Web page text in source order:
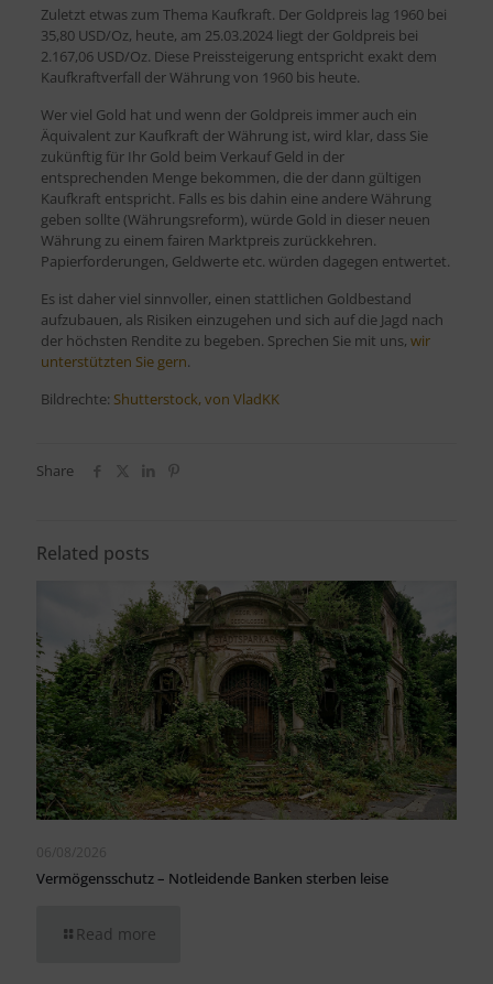
Zuletzt etwas zum Thema Kaufkraft. Der Goldpreis lag 1960 bei
35,80 USD/Oz, heute, am 25.03.2024 liegt der Goldpreis bei
2.167,06 USD/Oz. Diese Preissteigerung entspricht exakt dem
Kaufkraftverfall der Währung von 1960 bis heute.
Wer viel Gold hat und wenn der Goldpreis immer auch ein
Äquivalent zur Kaufkraft der Währung ist, wird klar, dass Sie
zukünftig für Ihr Gold beim Verkauf Geld in der
entsprechenden Menge bekommen, die der dann gültigen
Kaufkraft entspricht. Falls es bis dahin eine andere Währung
geben sollte (Währungsreform), würde Gold in dieser neuen
Währung zu einem fairen Marktpreis zurückkehren.
Papierforderungen, Geldwerte etc. würden dagegen entwertet.
Es ist daher viel sinnvoller, einen stattlichen Goldbestand
aufzubauen, als Risiken einzugehen und sich auf die Jagd nach
der höchsten Rendite zu begeben. Sprechen Sie mit uns, wir
unterstützten Sie gern.
Bildrechte: Shutterstock, von VladKK
Share
Related posts
06/08/2026
Vermögensschutz – Notleidende Banken sterben leise
Read more